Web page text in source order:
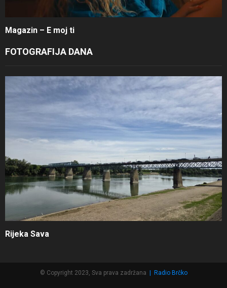
Magazin – E moj ti
FOTOGRAFIJA DANA
Rijeka Sava
© Copyright 2023, Sva prava zadržana Radio Brčko